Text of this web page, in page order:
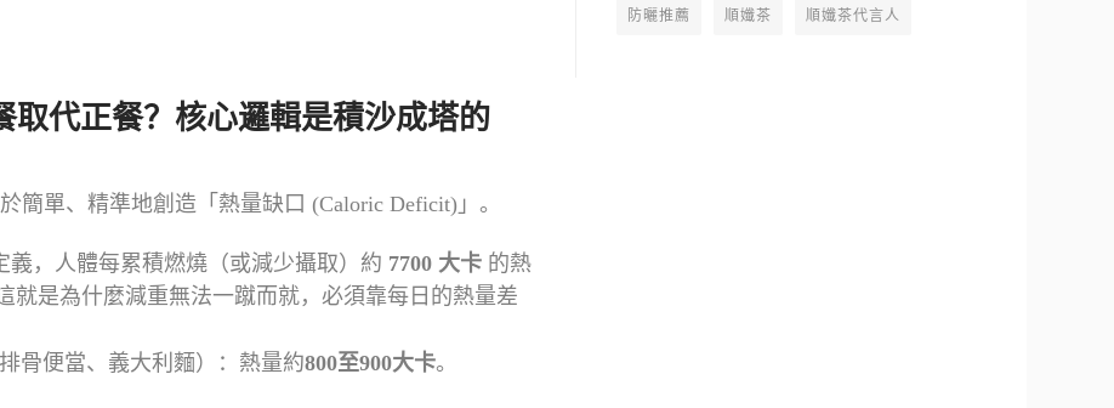
代正餐？核心邏輯是積沙成塔的
簡單、精準地創造「熱量缺口 (Caloric Deficit)」。
義，人體每累積燃燒（或減少攝取）約 7700 大卡 的熱
就是為什麼減重無法一蹴而就，必須靠每日的熱量差
骨便當、義大利麵）：熱量約800至900大卡。
防曬推薦 順孅茶 順孅茶代言人